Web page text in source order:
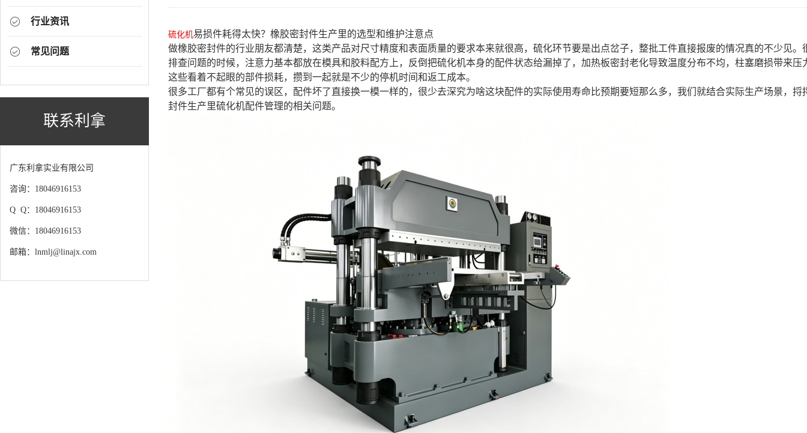
行业资讯
常见问题
联系利拿
广东利拿实业有限公司
咨询：18046916153
Q Q：18046916153
微信：18046916153
邮箱：lnmlj@linajx.com
硫化机易损件耗得太快？橡胶密封件生产里的选型和维护注意点
做橡胶密封件的行业朋友都清楚，这类产品对尺寸精度和表面质量的要求本来就很高，硫化环节要是出点岔子，整批工件直接报废的情况真的不少见。
排查问题的时候，注意力基本都放在模具和胶料配方上，反倒把硫化机本身的配件状态给漏掉了，加热板密封老化导致温度分布不均，柱塞磨损带来压
这些看着不起眼的部件损耗，攒到一起就是不少的停机时间和返工成本。
很多工厂都有个常见的误区，配件坏了直接换一模一样的，很少去深究为啥这块配件的实际使用寿命比预期要短那么多，我们就结合实际生产场景，捋
封件生产里硫化机配件管理的相关问题。